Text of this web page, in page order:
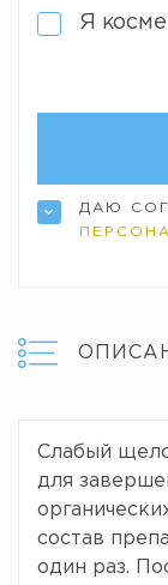
Я
ДАЮ
Cлабый
для
состав
один раз.